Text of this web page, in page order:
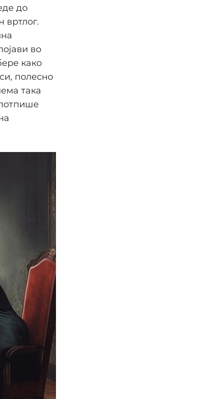
до
вртлог.
во
како
полесно
така